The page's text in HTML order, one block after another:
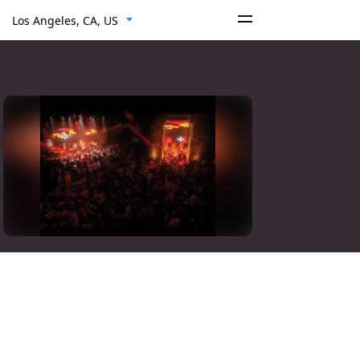
Los Angeles, CA, US